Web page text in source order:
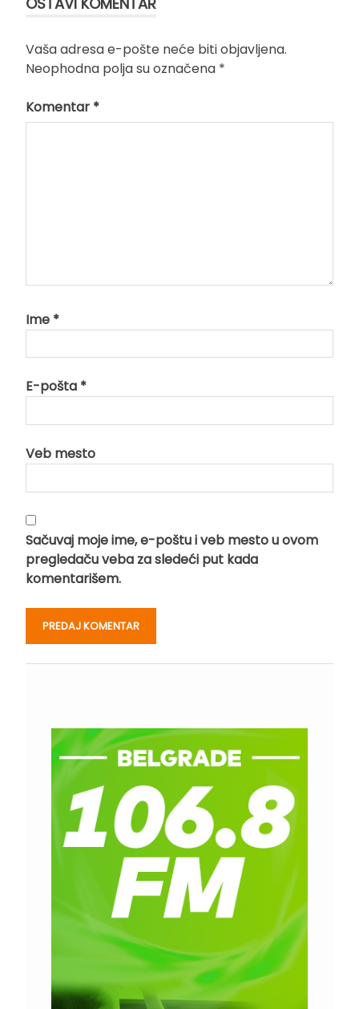
Vaša adresa e-pošte neće biti objavljena.
Neophodna polja su označena *
Komentar *
Ime *
E-pošta *
Veb mesto
Sačuvaj moje ime, e-poštu i veb mesto u ovom
pregledaču veba za sledeći put kada
komentarišem.